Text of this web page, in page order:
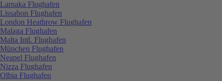
Larnaka Flughafen
Lissabon Flughafen
London Heathrow Flughafen
Malaga Flughafen
Malta Intl. Flughafen
München Flughafen
Neapel Flughafen
Nizza Flughafen
Olbia Flughafen